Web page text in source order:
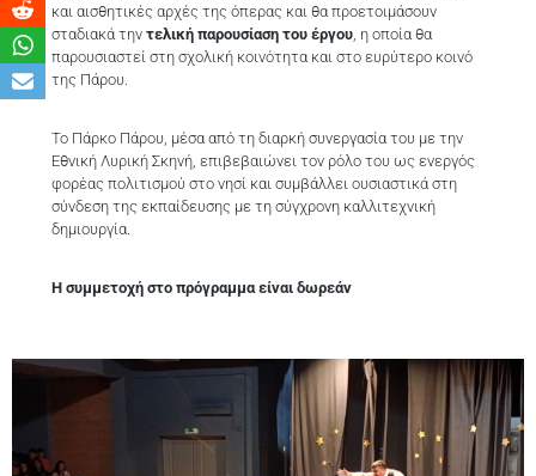
και αισθητικές αρχές της όπερας και θα προετοιμάσουν
σταδιακά την τελική παρουσίαση του έργου, η οποία θα
παρουσιαστεί στη σχολική κοινότητα και στο ευρύτερο κοινό
της Πάρου.
Το Πάρκο Πάρου, μέσα από τη διαρκή συνεργασία του με την
Εθνική Λυρική Σκηνή, επιβεβαιώνει τον ρόλο του ως ενεργός
φορέας πολιτισμού στο νησί και συμβάλλει ουσιαστικά στη
σύνδεση της εκπαίδευσης με τη σύγχρονη καλλιτεχνική
δημιουργία.
Η συμμετοχή στο πρόγραμμα είναι δωρεάν